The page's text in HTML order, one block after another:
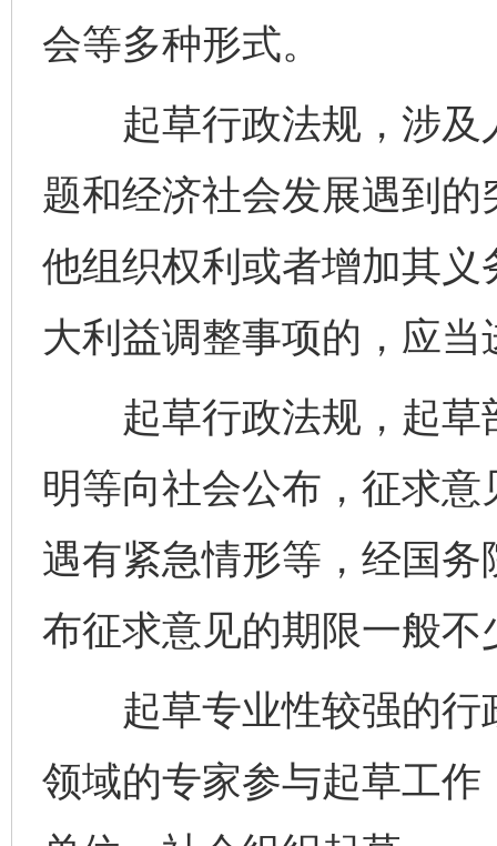
会等多种形式。
起草行政法规，涉及
题和经济社会发展遇到
他组织权利或者增加其
大利益调整事项的，应
起草行政法规，起草
明等向社会公布，征求
遇有紧急情形等，经国
布征求意见的期限一般不
起草专业性较强的行
领域的专家参与起草工